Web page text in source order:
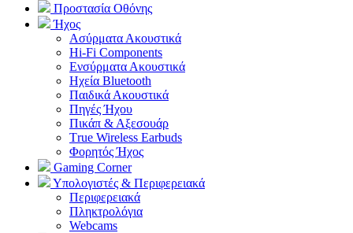
Προστασία Οθόνης
Ήχος
Ασύρματα Ακουστικά
Hi-Fi Components
Ενσύρματα Ακουστικά
Ηχεία Bluetooth
Παιδικά Ακουστικά
Πηγές Ήχου
Πικάπ & Αξεσουάρ
Τrue Wireless Earbuds
Φορητός Ήχος
Gaming Corner
Υπολογιστές & Περιφερειακά
Περιφερειακά
Πληκτρολόγια
Webcams